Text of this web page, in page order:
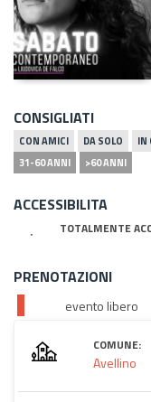
CONSIGLIATI
CON AMICI DA SOLO IN
31-60 ANNI
>60 ANNI
ACCESSIBILITA
TOTALMENTE
PRENOTAZIONI
evento libero
COMUNE:
Avellino